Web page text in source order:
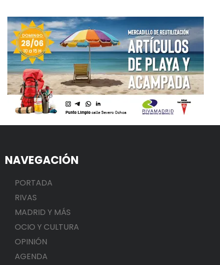
NAVEGACIÓN
PORTADA
RIVAS
MADRID Y MÁS
OCIO Y CULTURA
OPINIÓN
AGENDA